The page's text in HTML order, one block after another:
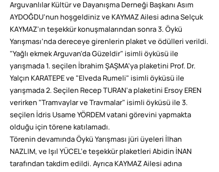
Arguvanlılar Kültür ve Dayanışma Derneği Başkanı Asım
AYDOĞDU’nun hoşgeldiniz ve KAYMAZ Ailesi adına Selçuk
KAYMAZ’ın teşekkür konuşmalarından sonra 3. Öykü
Yarışması’nda dereceye girenlerin plaket ve ödülleri verildi.
"Yağlı ekmek Arguvan'da Güzeldir" isimli öyküsü ile
yarışmada 1. seçilen İbrahim ŞAŞMA’ya plaketini Prof. Dr.
Yalçın KARATEPE ve "Elveda Rumeli" isimli öyküsü ile
yarışmada 2. Seçilen Recep TURAN’a plaketini Ersoy EREN
verirken "Tramvaylar ve Travmalar" isimli öyküsü ile 3.
seçilen İdris Usame YÖRDEM vatani görevini yapmakta
olduğu için törene katılamadı.
Törenin devamında Öykü Yarışması jüri üyeleri İlhan
NAZLIM, ve Işıl YÜCEL’e teşekkür plaketleri Abidin İNAN
tarafından takdim edildi. Ayrıca KAYMAZ Ailesi adına